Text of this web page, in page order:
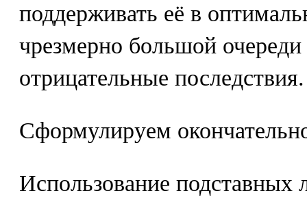
поддерживать её в
чрезмерно большой очереди
отрицательные последствия.
Сформулируем
Использование подставных